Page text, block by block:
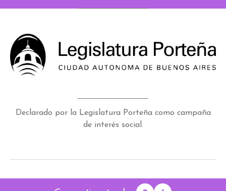
Declarado por la Legislatura Porteña como campaña
de interés social.